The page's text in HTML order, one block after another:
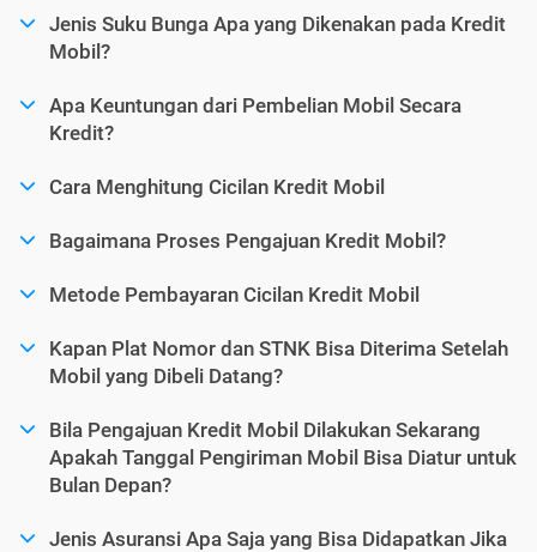
Jenis Suku Bunga Apa yang Dikenakan pada Kredit
Mobil?
Apa Keuntungan dari Pembelian Mobil Secara
Kredit?
Cara Menghitung Cicilan Kredit Mobil
Bagaimana Proses Pengajuan Kredit Mobil?
Metode Pembayaran Cicilan Kredit Mobil
Kapan Plat Nomor dan STNK Bisa Diterima Setelah
Mobil yang Dibeli Datang?
Bila Pengajuan Kredit Mobil Dilakukan Sekarang
Apakah Tanggal Pengiriman Mobil Bisa Diatur untuk
Bulan Depan?
Jenis Asuransi Apa Saja yang Bisa Didapatkan Jika